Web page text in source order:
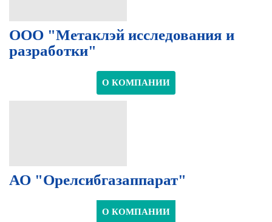
ООО "Метаклэй исследования и
разработки"
О КОМПАНИИ
АО "Орелсибгазаппарат"
О КОМПАНИИ